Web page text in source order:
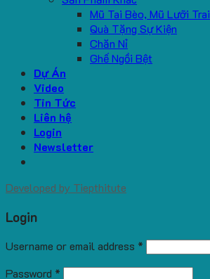
Mũ Tai Bèo, Mũ Lưỡi Trai
Quà Tặng Sự Kiện
Chăn Nỉ
Ghế Ngồi Bệt
Dự Án
Video
Tin Tức
Liên hệ
Login
Newsletter
Developed by Tiepthitute
Login
Username or email address *
Password *